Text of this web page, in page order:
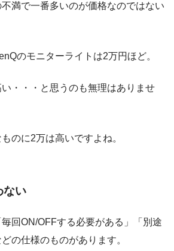
満で一番多いのが価格なのではない
のモニターライトは2万円ほど。
・・・と思うのも無理はありませ
のに2万は高いですよね。
ない
回ON/OFFする必要がある」「別途
の仕様のものがあります。